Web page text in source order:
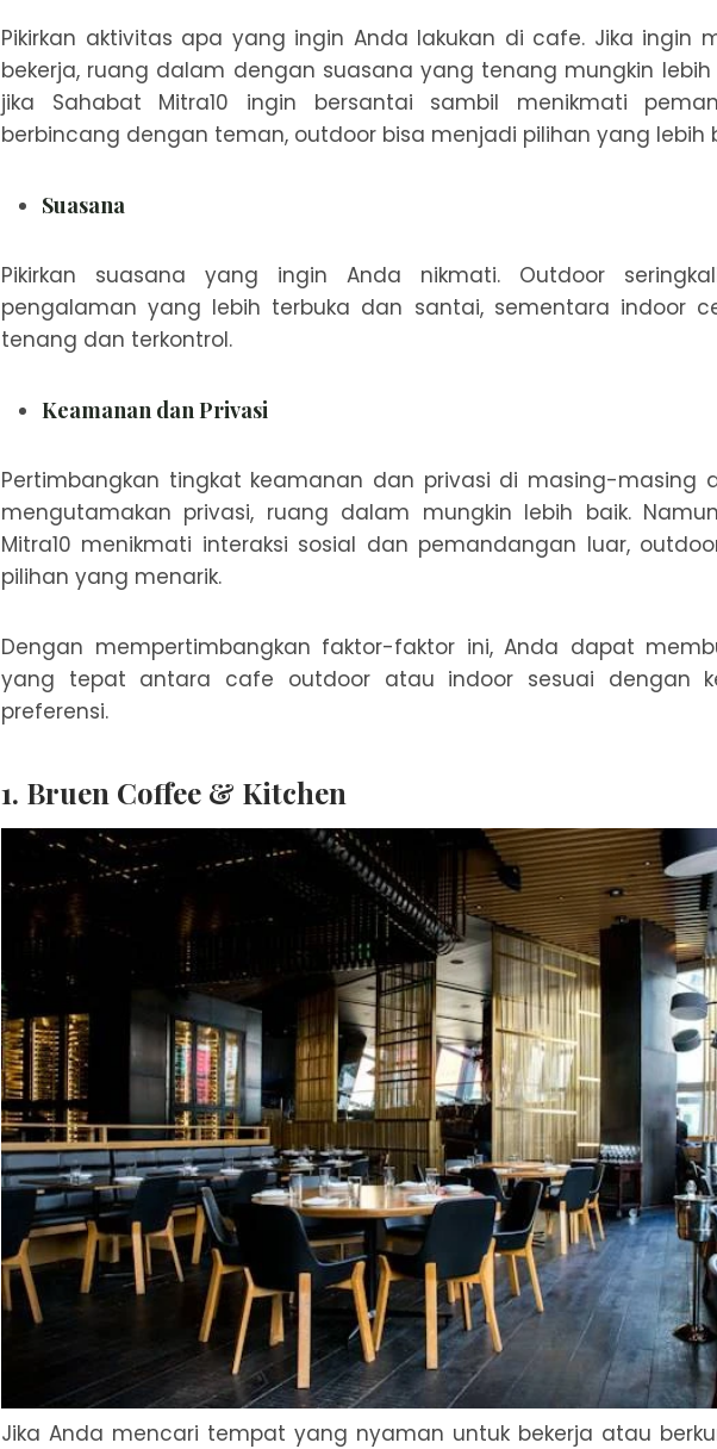
Pikirkan aktivitas apa yang ingin Anda lakukan di cafe. Jika ingin
bekerja, ruang dalam dengan suasana yang tenang mungkin lebih
jika Sahabat Mitra10 ingin bersantai sambil menikmati
berbincang dengan teman, outdoor bisa menjadi pilihan yang lebih
Suasana
Pikirkan suasana yang ingin Anda nikmati. Outdoor
pengalaman yang lebih terbuka dan santai, sementara indoor
tenang dan terkontrol.
Keamanan dan Privasi
Pertimbangkan tingkat keamanan dan privasi di masing-masing
mengutamakan privasi, ruang dalam mungkin lebih baik.
Mitra10 menikmati interaksi sosial dan pemandangan luar,
pilihan yang menarik.
Dengan mempertimbangkan faktor-faktor ini, Anda dapat
yang tepat antara cafe outdoor atau indoor sesuai dengan
preferensi.
1. Bruen Coffee & Kitchen
Jika Anda mencari tempat yang nyaman untuk bekerja atau